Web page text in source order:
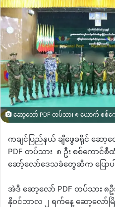
ဆော့လော် PDF တပ်သား ၈ ယောက် စ
ကချင်ပြည်နယ် ချီဖွေခရိုင် ဆေ
PDF တပ်သား ၈ ဦး စစ်ကောင်
ဆော့်လော်ဒေသခံတွေဆီက ပြော
အဲဒီ ဆော့လော် PDF တပ်သား ၈
နိုဝင်ဘာလ ၂ ရက်နေ့ ဆော့လော်